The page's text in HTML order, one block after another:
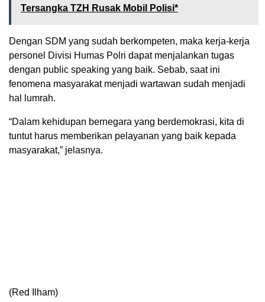
Tersangka TZH Rusak Mobil Polisi*
Dengan SDM yang sudah berkompeten, maka kerja-kerja
personel Divisi Humas Polri dapat menjalankan tugas
dengan public speaking yang baik. Sebab, saat ini
fenomena masyarakat menjadi wartawan sudah menjadi
hal lumrah.
“Dalam kehidupan bernegara yang berdemokrasi, kita di
tuntut harus memberikan pelayanan yang baik kepada
masyarakat,” jelasnya.
(Red Ilham)